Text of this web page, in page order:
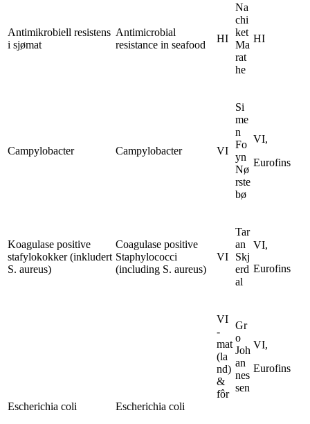
Antimikrobiell resistens
i sjømat
Antimicrobial
resistance in seafood
HI
Na
chi
ket
Ma
rat
he
HI
Campylobacter Campylobacter VI
Si
me
n
Fo
yn
Nø
rste
bø
VI,
Eurofins
Koagulase positive
stafylokokker (inkludert
S. aureus)
Coagulase positive
Staphylococci
(including S. aureus)
VI
Tar
an
Skj
erd
al
VI,
Eurofins
Escherichia coli Escherichia coli
VI
-
mat
(la
nd)
&
fôr
Gr
o
Joh
an
nes
sen
VI,
Eurofins